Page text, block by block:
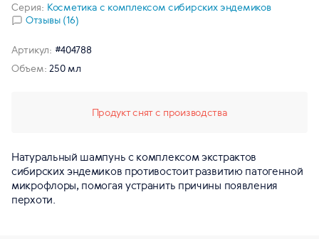
Серия: Косметика с комплексом сибирских эндемиков
Отзывы (16)
Натуральный шампунь с комплексом экстрактов
сибирских эндемиков противостоит развитию патогенной
микрофлоры, помогая устранить причины появления
перхоти.
Продукт снят с производства
Артикул: #404788
Объем: 250 мл